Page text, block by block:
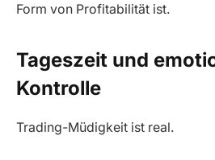
Form von Profitabilität ist.
Tageszeit und
Kontrolle
Trading-Müdigkeit ist real.